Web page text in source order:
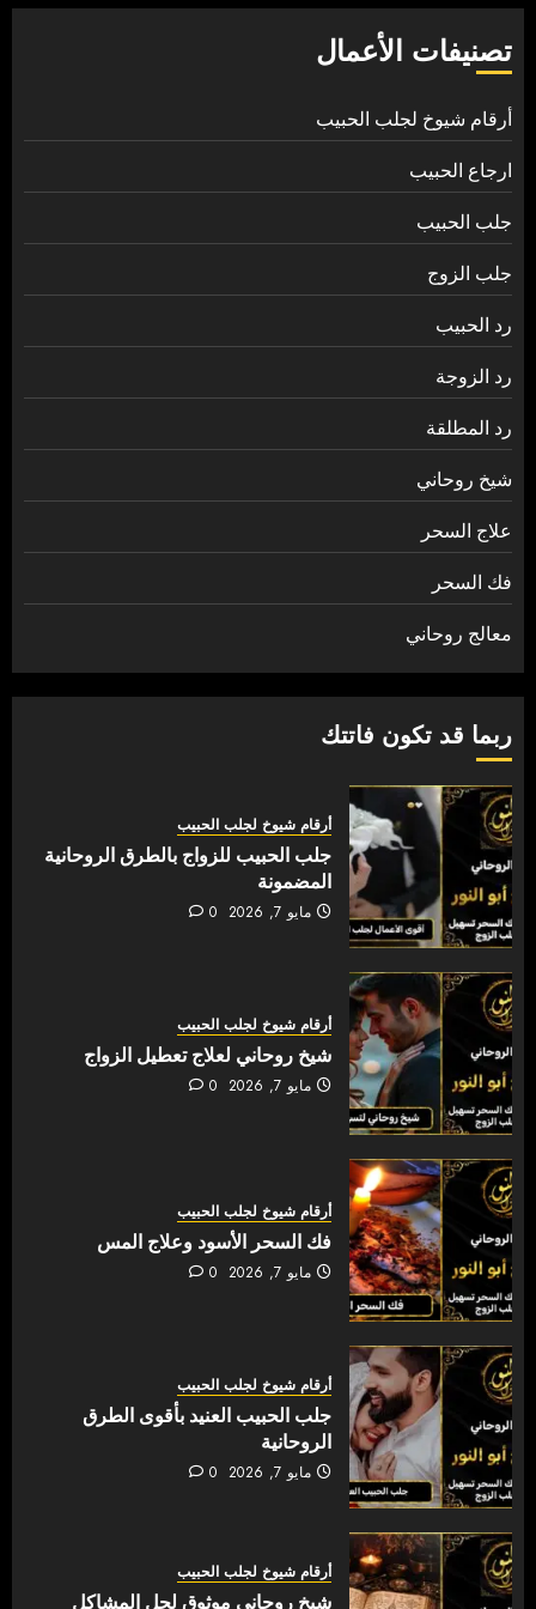
تصنيفات الأعمال
أرقام شيوخ لجلب الحبيب
ارجاع الحبيب
جلب الحبيب
جلب الزوج
رد الحبيب
رد الزوجة
رد المطلقة
شيخ روحاني
علاج السحر
فك السحر
معالج روحاني
ربما قد تكون فاتتك
أرقام شيوخ لجلب الحبيب
جلب الحبيب للزواج بالطرق الروحانية
المضمونة
مايو 7, 2026 0
أرقام شيوخ لجلب الحبيب
شيخ روحاني لعلاج تعطيل الزواج
مايو 7, 2026 0
أرقام شيوخ لجلب الحبيب
فك السحر الأسود وعلاج المس
مايو 7, 2026 0
أرقام شيوخ لجلب الحبيب
جلب الحبيب العنيد بأقوى الطرق
الروحانية
مايو 7, 2026 0
أرقام شيوخ لجلب الحبيب
شيخ روحاني موثوق لحل المشاكل